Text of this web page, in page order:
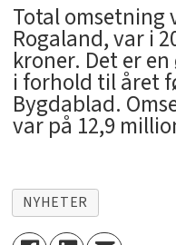
Total omsetning
Rogaland, var i
kroner. Det er
i forhold til året
Bygdablad.
var på 12,9
NYHETER